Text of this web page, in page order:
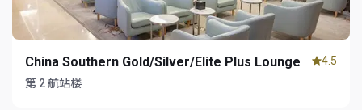
China Southern Gold/Silver/Elite Plus Lounge
第 2 航站楼
4.5